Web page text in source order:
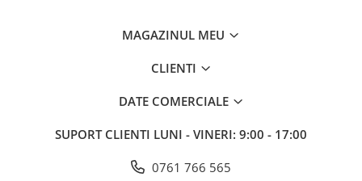
MAGAZINUL MEU
CLIENTI
DATE COMERCIALE
SUPORT CLIENTI LUNI - VINERI: 9:00 - 17:00
0761 766 565